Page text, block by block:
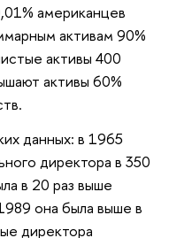
американцев
активам 90%
активы 400
активы 60%
данных: в 1965
директора в 350
в 20 раз выше
она была выше в
директора